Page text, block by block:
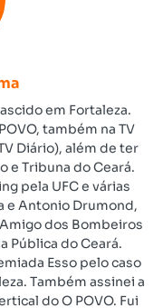
em Fortaleza.
também na TV
Diário), além de ter
e Tribuna do Ceará.
pela UFC e várias
e Antonio Drumond,
dos Bombeiros
Pública do Ceará.
Esso pelo caso
Também assinei a
do O POVO. Fui